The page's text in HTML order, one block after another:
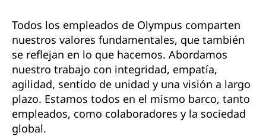
Todos los empleados de Olympus comparten
nuestros valores fundamentales, que también
se reflejan en lo que hacemos. Abordamos
nuestro trabajo con integridad, empatía,
agilidad, sentido de unidad y una visión a largo
plazo. Estamos todos en el mismo barco, tanto
empleados, como colaboradores y la sociedad
global.